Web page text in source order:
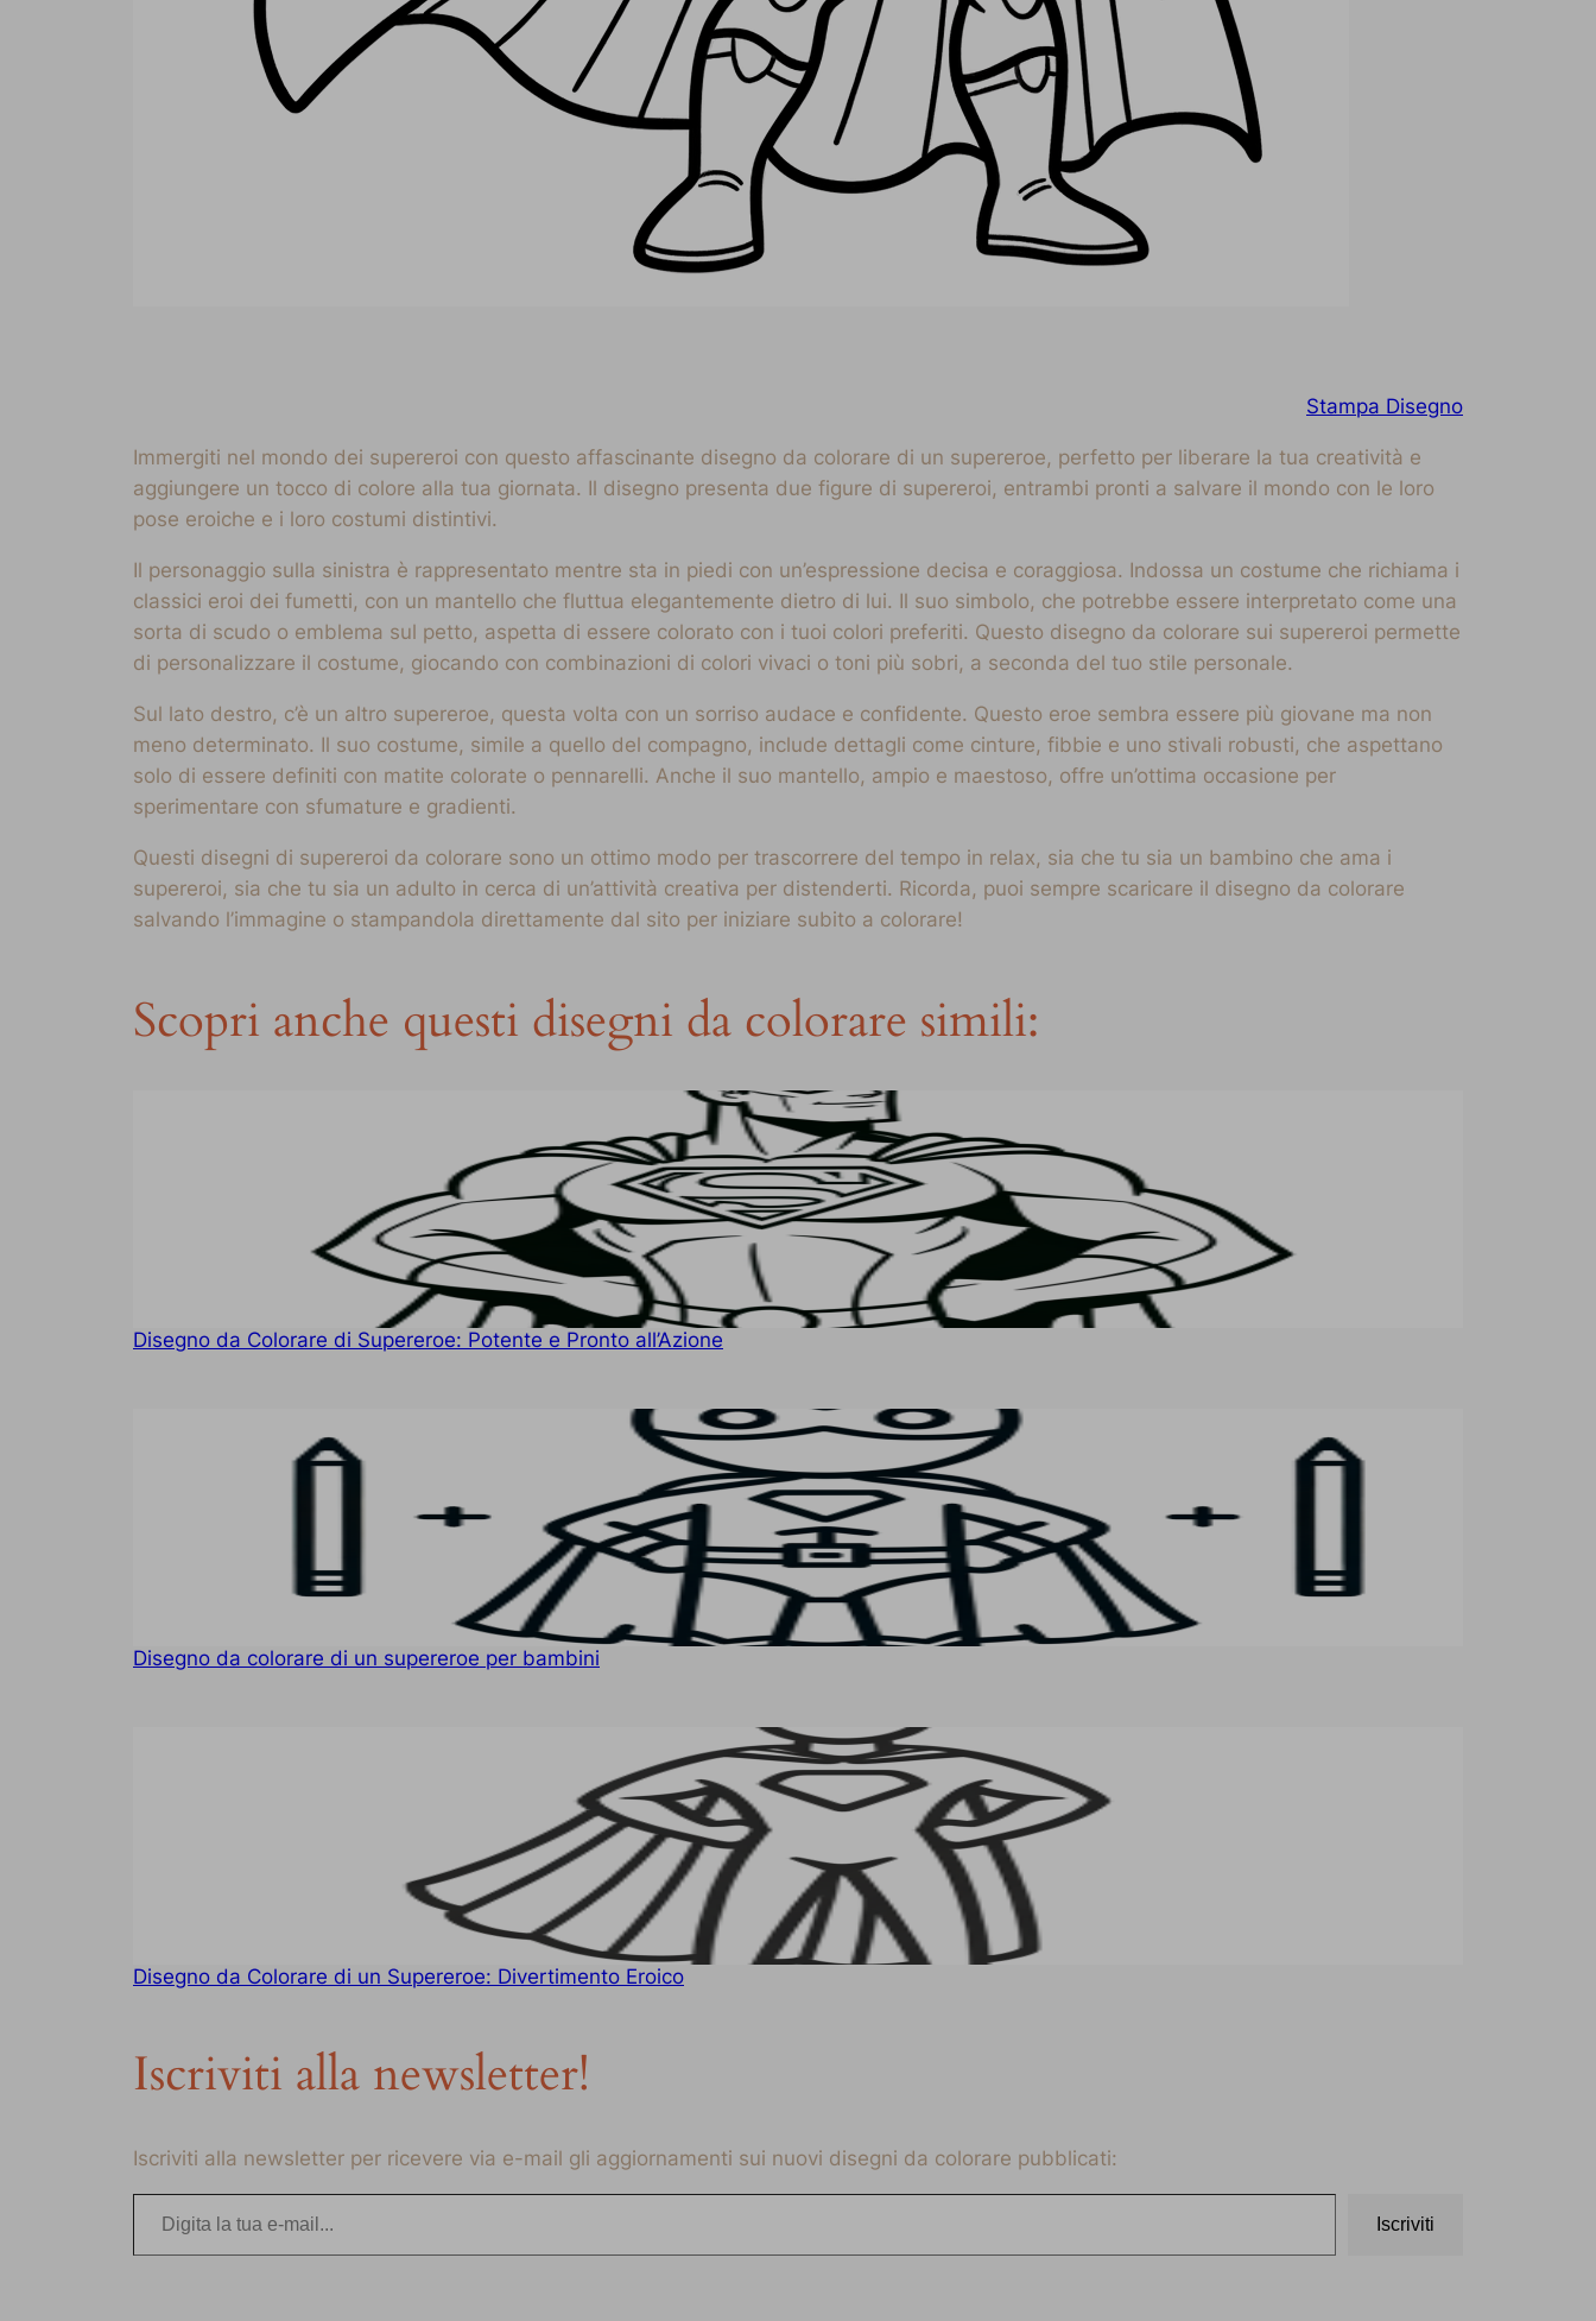
Stampa Disegno
Immergiti nel mondo dei supereroi con questo affascinante disegno da colorare di un supereroe, perfetto per liberare la tua creatività e
aggiungere un tocco di colore alla tua giornata. Il disegno presenta due figure di supereroi, entrambi pronti a salvare il mondo con le loro
pose eroiche e i loro costumi distintivi.
Il personaggio sulla sinistra è rappresentato mentre sta in piedi con un’espressione decisa e coraggiosa. Indossa un costume che richiama i
classici eroi dei fumetti, con un mantello che fluttua elegantemente dietro di lui. Il suo simbolo, che potrebbe essere interpretato come una
sorta di scudo o emblema sul petto, aspetta di essere colorato con i tuoi colori preferiti. Questo disegno da colorare sui supereroi permette
di personalizzare il costume, giocando con combinazioni di colori vivaci o toni più sobri, a seconda del tuo stile personale.
Sul lato destro, c’è un altro supereroe, questa volta con un sorriso audace e confidente. Questo eroe sembra essere più giovane ma non
meno determinato. Il suo costume, simile a quello del compagno, include dettagli come cinture, fibbie e uno stivali robusti, che aspettano
solo di essere definiti con matite colorate o pennarelli. Anche il suo mantello, ampio e maestoso, offre un’ottima occasione per
sperimentare con sfumature e gradienti.
Questi disegni di supereroi da colorare sono un ottimo modo per trascorrere del tempo in relax, sia che tu sia un bambino che ama i
supereroi, sia che tu sia un adulto in cerca di un’attività creativa per distenderti. Ricorda, puoi sempre scaricare il disegno da colorare
salvando l’immagine o stampandola direttamente dal sito per iniziare subito a colorare!
Scopri anche questi disegni da colorare simili:
Disegno da Colorare di Supereroe: Potente e Pronto all’Azione
Disegno da colorare di un supereroe per bambini
Disegno da Colorare di un Supereroe: Divertimento Eroico
Iscriviti alla newsletter!
Iscriviti alla newsletter per ricevere via e-mail gli aggiornamenti sui nuovi disegni da colorare pubblicati:
Digita la tua e-mail…
Iscriviti